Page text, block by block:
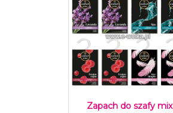
Zapach do szafy mix